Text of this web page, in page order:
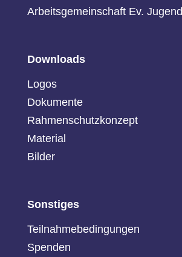
Arbeitsgemeinschaft Ev. Jugend
Downloads
Logos
Dokumente
Rahmenschutzkonzept
Material
Bilder
Sonstiges
Teilnahmebedingungen
Spenden